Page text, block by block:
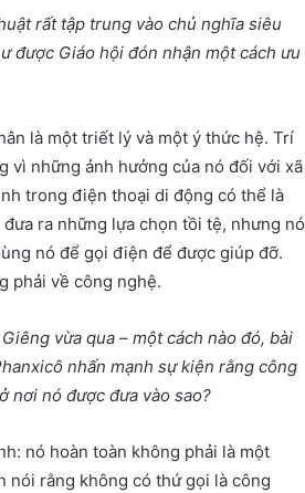
rất tập trung vào chủ nghĩa siêu
được Giáo hội đón nhận một cách ưu
là một triết lý và một ý thức hệ. Trí
vì những ảnh hưởng của nó đối với xã
trong điện thoại di động có thể là
ra những lựa chọn tồi tệ, nhưng nó
nó để gọi điện để được giúp đỡ.
phải về công nghệ.
vừa qua – một cách nào đó, bài
nhấn mạnh sự kiện rằng công
nơi nó được đưa vào sao?
nó hoàn toàn không phải là một
nói rằng không có thứ gọi là công